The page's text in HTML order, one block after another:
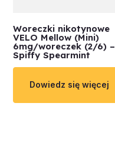
Woreczki nikotynowe
VELO Mellow (Mini)
6mg/woreczek (2/6) –
Spiffy Spearmint
Dowiedz się więcej